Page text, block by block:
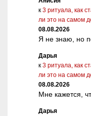
к 3 ритуала, как
ли это на самом
08.08.2026
Я не знаю, но
Дарья
к 3 ритуала, как
ли это на самом
08.08.2026
Мне кажется,
Дарья